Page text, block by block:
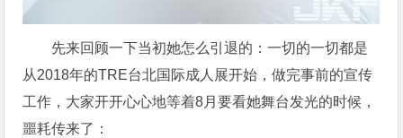
先来回顾一下当初她怎么引退的：一切的一切都是
从2018年的TRE台北国际成人展开始，做完事前的宣传
工作，大家开开心心地等着8月要看她舞台发光的时候，
噩耗传来了：